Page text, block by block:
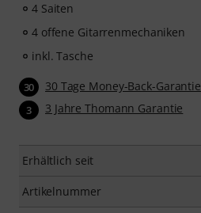
4 Saiten
4 offene Gitarrenmechaniken
inkl. Tasche
30 30 Tage Money-Back-Garantie
3 3 Jahre Thomann Garantie
Erhältlich seit
Artikelnummer